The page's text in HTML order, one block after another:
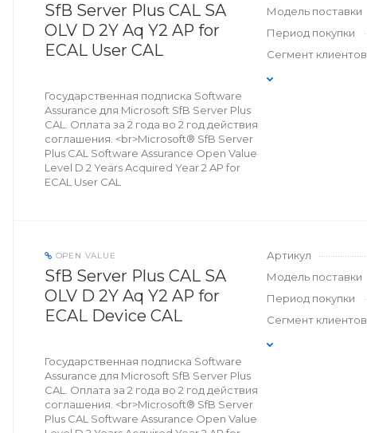
SfB Server Plus CAL SA
OLV D 2Y Aq Y2 AP for
ECAL User CAL
Государственная подписка Software
Assurance для Microsoft SfB Server Plus
CAL. Оплата за 2 года во 2 год действия
соглашения. <br>Microsoft® SfB Server
Plus CAL Software Assurance Open Value
Level D 2 Years Acquired Year 2 AP for
ECAL User CAL
Модель поставки
Период покупки
Сегмент клиентов
OPEN VALUE
SfB Server Plus CAL SA
OLV D 2Y Aq Y2 AP for
ECAL Device CAL
Государственная подписка Software
Assurance для Microsoft SfB Server Plus
CAL. Оплата за 2 года во 2 год действия
соглашения. <br>Microsoft® SfB Server
Plus CAL Software Assurance Open Value
Артикул
Модель поставки
Период покупки
Сегмент клиентов